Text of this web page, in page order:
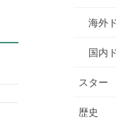
海外
国内
スター
歴史